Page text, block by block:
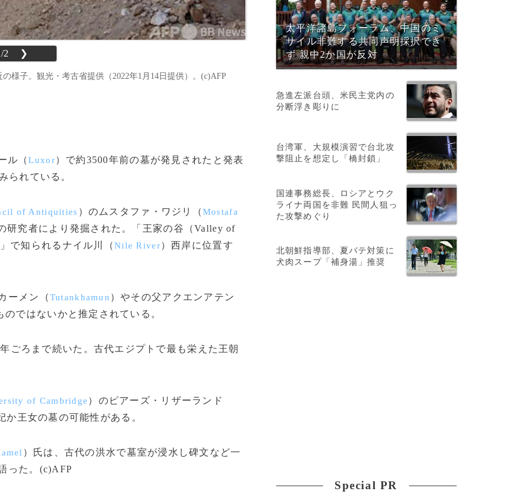
2 ❯
様子。観光・考古省提供（2022年1月14日提供）。(c)AFP
ル（Luxor）で約3500年前の墓が発見されたと発表
られている。
of Antiquities ）のムスタファ・ワジリ（Mostafa
研究者により発掘された。「王家の谷（Valley of
で知られるナイル川（Nile River）西岸に位置す
ーメン（Tutankhamun ）やその父アクエンアテン
ではないかと推定されている。
ごろまで続いた。古代エジプトで最も栄えた王朝
of Cambridge ）のピアーズ・リザーランド
王女の墓の可能性がある。
）氏は、古代の洪水で墓室が浸水し碑文など一
った。(c)AFP
太平洋諸島フォーラム、中国のミ
サイル非難する共同声明採択でき
ず 親中2か国が反対
急進左派台頭、米民主党内の
分断浮き彫りに
台湾軍、大規模演習で台北攻
撃阻止を想定し「橋封鎖」
国連事務総長、ロシアとウク
ライナ両国を非難 民間人狙っ
た攻撃めぐり
北朝鮮指導部、夏バテ対策に
犬肉スープ「補身湯」推奨
Special PR